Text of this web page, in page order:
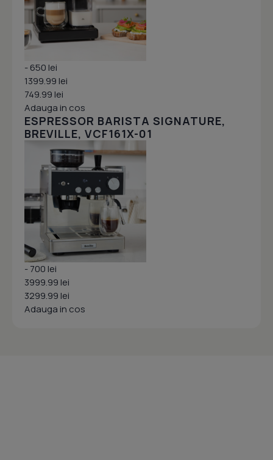
- 650 lei
1399.99 lei
749.99 lei
Adauga in cos
ESPRESSOR BARISTA SIGNATURE,
BREVILLE, VCF161X-01
- 700 lei
3999.99 lei
3299.99 lei
Adauga in cos